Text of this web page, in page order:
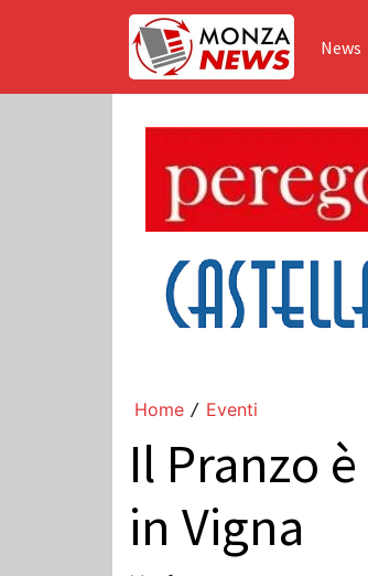
News
Home / Eventi
Il Pranzo
in Vigna